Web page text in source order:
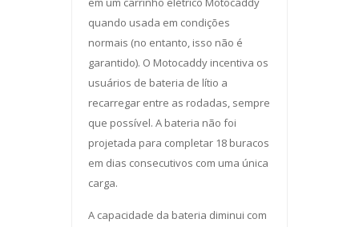
quando usada em condições
normais (no entanto, isso não é
garantido). O Motocaddy incentiva os
usuários de bateria de lítio a
recarregar entre as rodadas, sempre
que possível. A bateria não foi
projetada para completar 18 buracos
em dias consecutivos com uma única
carga.
A capacidade da bateria diminui com